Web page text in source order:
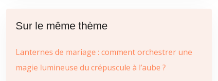
Sur le même thème
Lanternes de mariage : comment orchestrer une
magie lumineuse du crépuscule à l’aube ?